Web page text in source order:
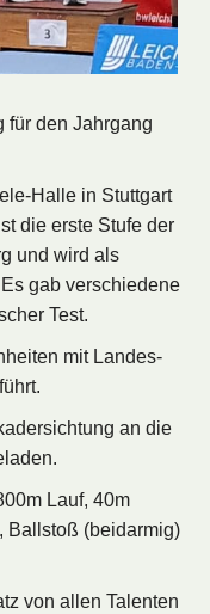
für den Jahrgang
Halle in Stuttgart
die erste Stufe der
und wird als
gab verschiedene
Test.
mit Landes-
an die
Lauf, 40m
Ballstoß (beidarmig)
von allen Talenten